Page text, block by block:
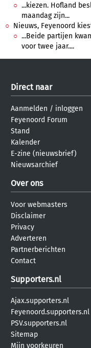
...kiezen. Hofland
maandag zijn...
Nieuws, Feyenoord
...Beide partijen
voor twee jaar....
Direct naar
Aanmelden / inloggen
Feyenoord Forum
Stand
Kalender
E-zine (nieuwsbrief)
Nieuwsarchief
Over ons
Voor webmasters
Disclaimer
Privacy
Adverteren
Partnerberichten
Contact
Supporters.nl
Ajax.supporters.nl
Feyenoord.supporters.nl
PSV.supporters.nl
Sitemap
Mijn voorkeuren